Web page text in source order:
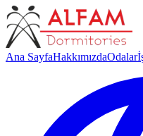
Ana SayfaHakkımızdaOdalar